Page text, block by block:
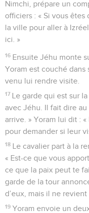
Nimchi, prépare un
officiers : « Si vous êtes
la ville pour aller à
ici. »
16 Ensuite Jéhu monte
Yoram est couché
venu lui rendre visite.
17 Le garde qui est sur
avec Jéhu. Il fait dire
arrive. » Yoram lui dit :
pour demander si leur
18 Le cavalier part à la
« Est-ce que vous
ce que la paix peut te
garde de la tour
d’eux, mais il ne revient
19 Yoram envoie un